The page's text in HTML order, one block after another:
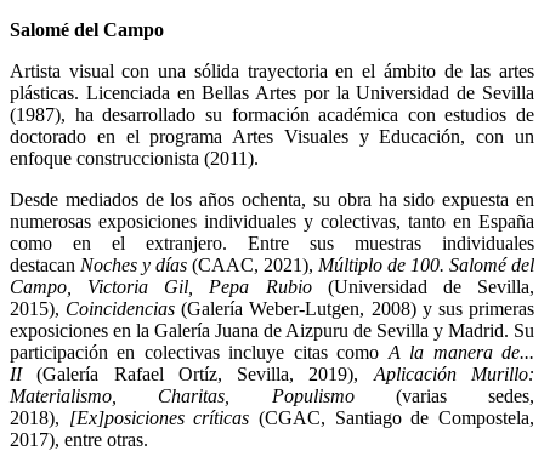
Salomé del Campo
Artista visual con una sólida trayectoria en el ámbito de las artes
plásticas. Licenciada en Bellas Artes por la Universidad de Sevilla
(1987), ha desarrollado su formación académica con estudios de
doctorado en el programa Artes Visuales y Educación, con un
enfoque construccionista (2011).
Desde mediados de los años ochenta, su obra ha sido expuesta en
numerosas exposiciones individuales y colectivas, tanto en España
como en el extranjero. Entre sus muestras individuales
destacan Noches y días (CAAC, 2021), Múltiplo de 100. Salomé del
Campo, Victoria Gil, Pepa Rubio(Universidad de Sevilla,
2015), Coincidencias (Galería Weber-Lutgen, 2008) y sus primeras
exposiciones en la Galería Juana de Aizpuru de Sevilla y Madrid. Su
participación en colectivas incluye citas como A la manera de...
II(Galería Rafael Ortíz, Sevilla, 2019), Aplicación Murillo:
Materialismo, Charitas, Populismo(varias sedes,
2018), [Ex]posiciones críticas (CGAC, Santiago de Compostela,
2017), entre otras.